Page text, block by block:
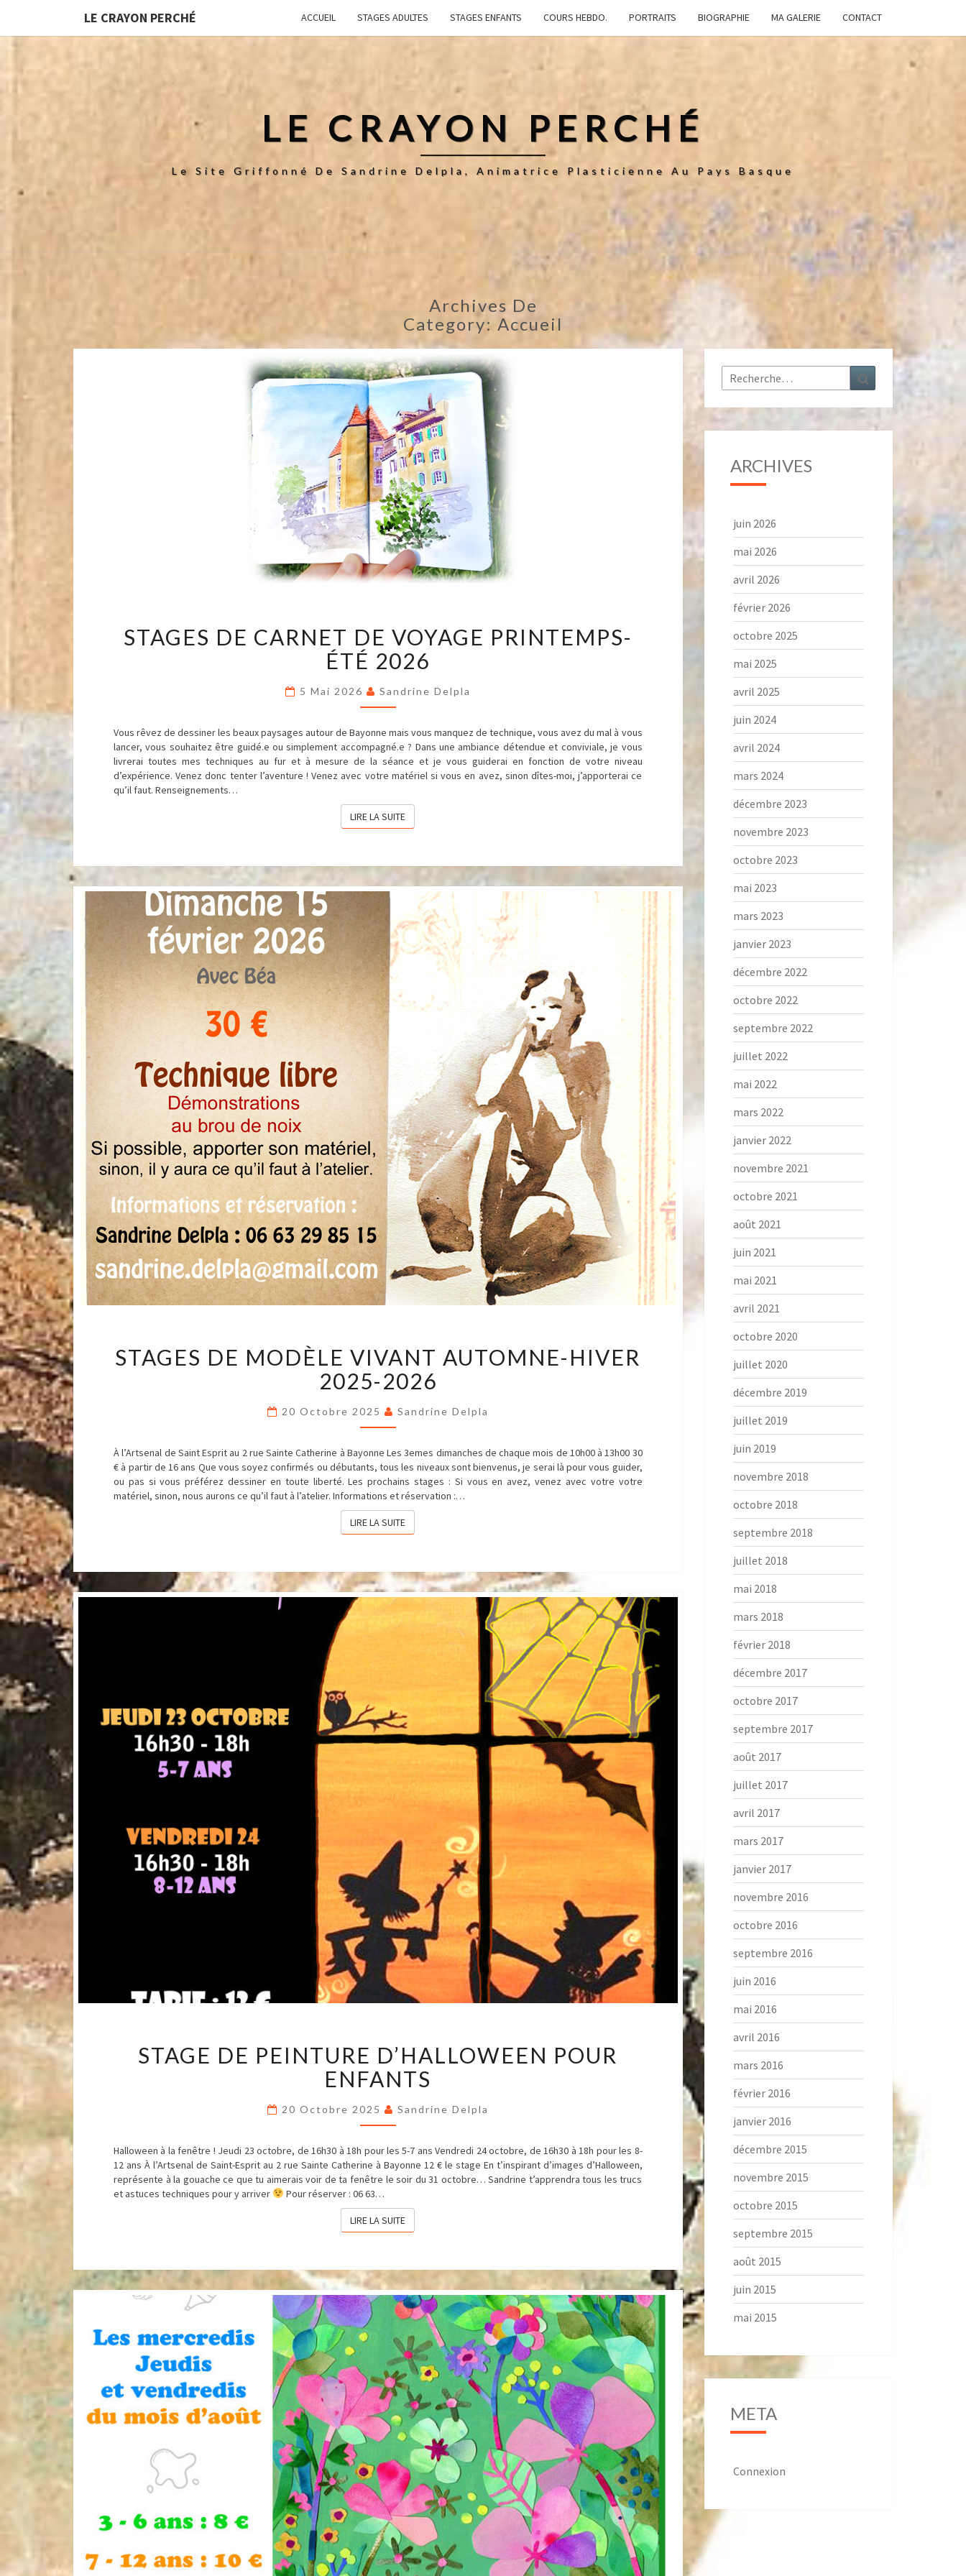
LE CRAYON PERCHÉ ACCUEIL STAGES ADULTES STAGES ENFANTS COURS HEBDO. PORTRAITS BIOGRAPHIE MA GALERIE CONTACT
LE CRAYON PERCHÉ
Le Site Griffonné De Sandrine Delpla, Animatrice Plasticienne Au Pays Basque
Archives De
Category:Accueil
DE
CARNET
DE
PRINTEMPS-
ÉTÉ
STAGES DE CARNET DE VOYAGE PRINTEMPS-
ÉTÉ 2026
5 Mai 2026 Sandrine Delpla
Vous rêvez de dessiner les beaux paysages autour de Bayonne mais vous manquez de technique, vous avez du mal à vous
lancer, vous souhaitez être guidé.e ou simplement accompagné.e ? Dans une ambiance détendue et conviviale, je vous
livrerai toutes mes techniques au fur et à mesure de la séance et je vous guiderai en fonction de votre niveau
d’expérience. Venez donc tenter l’aventure ! Venez avec votre matériel si vous en avez, sinon dîtes-moi, j’apporterai ce
qu’il faut. Renseignements…
LIRE LA SUITELIRE LA SUITE
DE
MODÈLE
VIVANT
HIVER
2025-
STAGES DE MODÈLE VIVANT AUTOMNE-HIVER
2025-2026
20 Octobre 2025 Sandrine Delpla
À l’Artsenal de Saint Esprit au 2 rue Sainte Catherine à Bayonne Les 3emes dimanches de chaque mois de 10h00 à 13h00 30
€ à partir de 16 ans Que vous soyez confirmés ou débutants, tous les niveaux sont bienvenus, je serai là pour vous guider,
ou pas si vous préférez dessiner en toute liberté. Les prochains stages : Si vous en avez, venez avec votre votre
matériel, sinon, nous aurons ce qu’il faut à l’atelier. Informations et réservation :…
LIRE LA SUITELIRE LA SUITE
DE
PEINTURE
D’HALLOWEEN
ENFANTS
STAGE DE PEINTURE D’HALLOWEEN POUR
ENFANTS
20 Octobre 2025 Sandrine Delpla
Halloween à la fenêtre ! Jeudi 23 octobre, de 16h30 à 18h pour les 5-7 ans Vendredi 24 octobre, de 16h30 à 18h pour les 8-
12 ans À l’Artsenal de Saint-Esprit au 2 rue Sainte Catherine à Bayonne 12 € le stage En t’inspirant d’images d’Halloween,
représente à la gouache ce que tu aimerais voir de ta fenêtre le soir du 31 octobre… Sandrine t’apprendra tous les trucs
et astuces techniques pour y arriver
Pour réserver : 06 63…
LIRE LA SUITELIRE LA SUITE
Rechercher : Recherche
ARCHIVES
juin 2026
mai 2026
avril 2026
février 2026
octobre 2025
mai 2025
avril 2025
juin 2024
avril 2024
mars 2024
décembre 2023
novembre 2023
octobre 2023
mai 2023
mars 2023
janvier 2023
décembre 2022
octobre 2022
septembre 2022
juillet 2022
mai 2022
mars 2022
janvier 2022
novembre 2021
octobre 2021
août 2021
juin 2021
mai 2021
avril 2021
octobre 2020
juillet 2020
décembre 2019
juillet 2019
juin 2019
novembre 2018
octobre 2018
septembre 2018
juillet 2018
mai 2018
mars 2018
février 2018
décembre 2017
octobre 2017
septembre 2017
août 2017
juillet 2017
avril 2017
mars 2017
janvier 2017
novembre 2016
octobre 2016
septembre 2016
juin 2016
mai 2016
avril 2016
mars 2016
février 2016
janvier 2016
décembre 2015
novembre 2015
octobre 2015
septembre 2015
août 2015
juin 2015
mai 2015
META
Connexion